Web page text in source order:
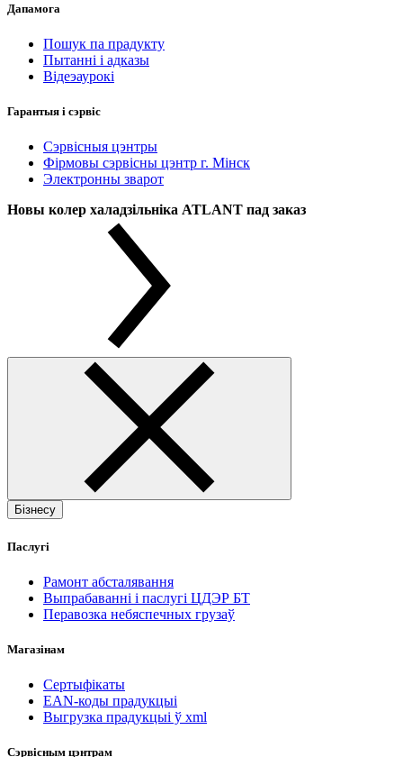
Дапамога
Пошук па прадукту
Пытанні і адказы
Відеэаурокі
Гарантыя і сэрвіс
Сэрвісныя цэнтры
Фірмовы сэрвісны цэнтр г. Мінск
Электронны зварот
Новы колер халадзільніка ATLANT пад заказ
Бізнесу
Паслугі
Рамонт абсталявання
Выпрабаванні і паслугі ЦДЭР БТ
Перавозка небяспечных грузаў
Магазінам
Сертыфікаты
EAN-коды прадукцыі
Выгрузка прадукцыі ў xml
Сэрвісным цэнтрам